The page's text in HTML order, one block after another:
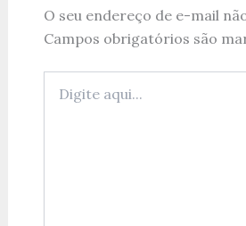
O seu endereço de e-mail
Campos obrigatórios são
aqui...